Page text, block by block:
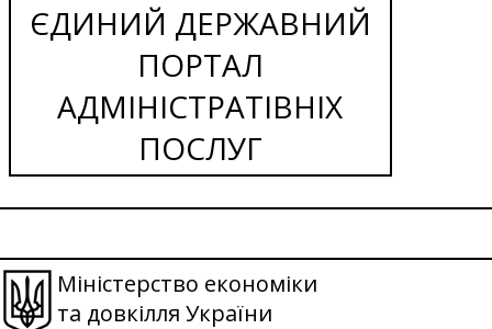
ЄДИНИЙ ДЕРЖАВНИЙ
ПОРТАЛ
АДМІНІСТРАТІВНІХ
ПОСЛУГ
Міністерство економіки
та довкілля України